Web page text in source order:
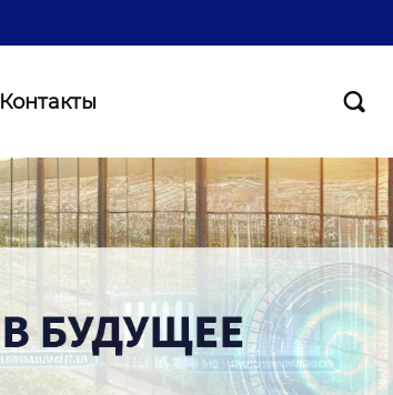
Контакты 